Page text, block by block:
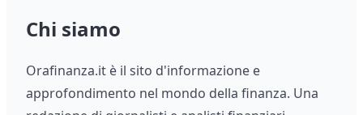
Chi siamo
Orafinanza.it è il sito d'informazione e
approfondimento nel mondo della finanza. Una